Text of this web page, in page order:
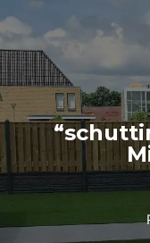
naar
de
inhoud